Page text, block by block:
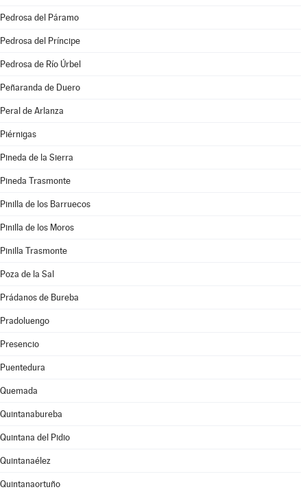
Pedrosa del Páramo
Pedrosa del Príncipe
Pedrosa de Río Úrbel
Peñaranda de Duero
Peral de Arlanza
Piérnigas
Pineda de la Sierra
Pineda Trasmonte
Pinilla de los Barruecos
Pinilla de los Moros
Pinilla Trasmonte
Poza de la Sal
Prádanos de Bureba
Pradoluengo
Presencio
Puentedura
Quemada
Quintanabureba
Quintana del Pidio
Quintanaélez
Quintanaortuño